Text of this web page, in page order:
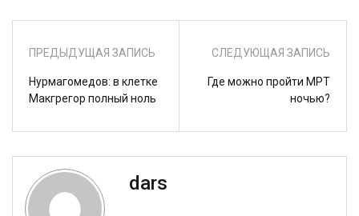
ПРЕДЫДУЩАЯ ЗАПИСЬ
Нурмагомедов: в клетке
Макгрегор полный ноль
СЛЕДУЮЩАЯ ЗАПИСЬ
Где можно пройти МРТ
ночью?
dars